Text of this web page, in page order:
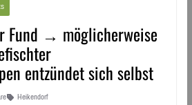
Fund → möglicherweise
entzündet sich selbst
Heikendorf